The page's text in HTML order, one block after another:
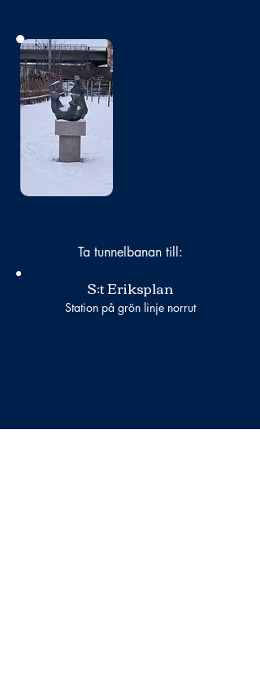
Bild
saknas
Ta tunnelbanan till:
S:t Eriksplan
Station på grön linje norrut